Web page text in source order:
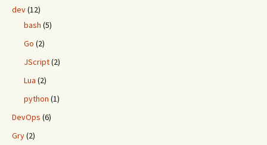
dev(12)
bash (5)
Go (2)
JScript(2)
Lua (2)
python (1)
DevOps (6)
Gry(2)